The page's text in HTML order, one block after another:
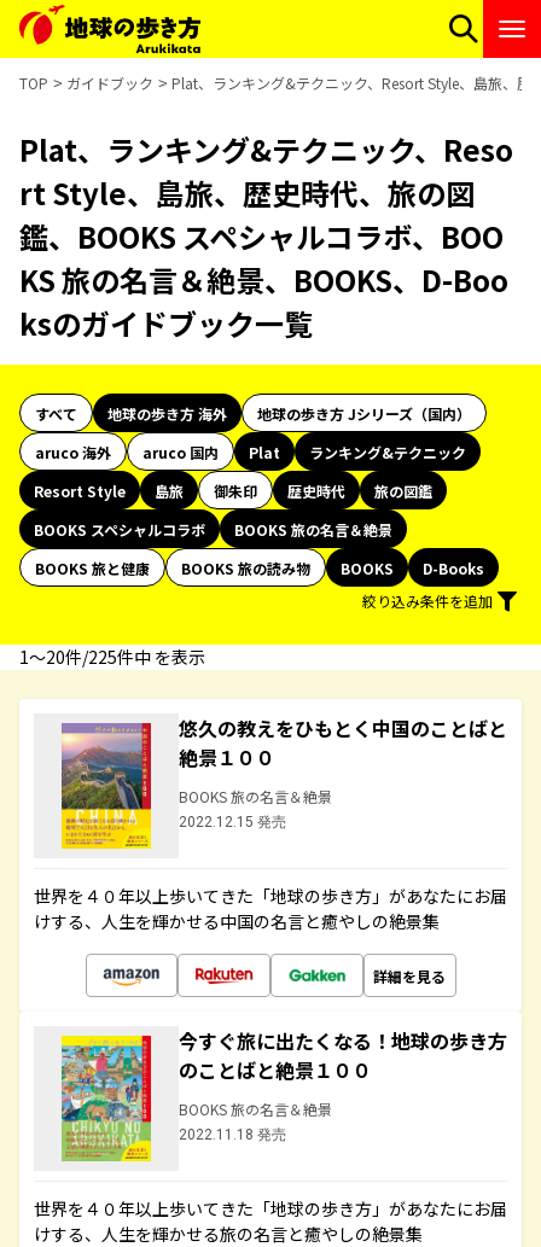
TOP ガイドブック Plat、ランキング&テクニック、Resort Style、島旅、歴
Plat、ランキング&テクニック、Reso
rt Style、島旅、歴史時代、旅の図
鑑、BOOKS スペシャルコラボ、BOO
KS 旅の名言＆絶景、BOOKS、D-Boo
ksのガイドブック一覧
すべて 地球の歩き方 海外
地球の歩き方 Jシリーズ（国内）
aruco 海外
aruco 国内 Plat
ランキング&テクニック
Resort Style
島旅 御朱印 歴史時代
旅の図鑑
BOOKS スペシャルコラボ
BOOKS 旅の名言＆絶景
BOOKS 旅と健康
BOOKS 旅の読み物 BOOKS
D-Books
絞り込み条件を追加
1〜20件/225件中 を表示
悠久の教えをひもとく中国のことばと
絶景１００
BOOKS 旅の名言＆絶景
2022.12.15 発売
世界を４０年以上歩いてきた「地球の歩き方」があなたにお届
けする、人生を輝かせる中国の名言と癒やしの絶景集
詳細を見る
今すぐ旅に出たくなる！地球の歩き方
のことばと絶景１００
BOOKS 旅の名言＆絶景
2022.11.18 発売
世界を４０年以上歩いてきた「地球の歩き方」があなたにお届
けする、人生を輝かせる旅の名言と癒やしの絶景集